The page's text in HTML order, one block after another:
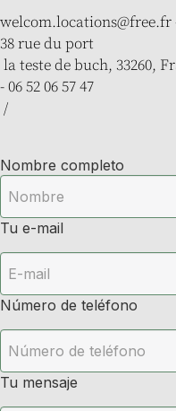
welcom.locations@free.fr
38 rue du port
la teste de buch, 33260,
- 06 52 06 57 47
/
Nombre completo
Tu e-mail
Número de teléfono
Tu mensaje